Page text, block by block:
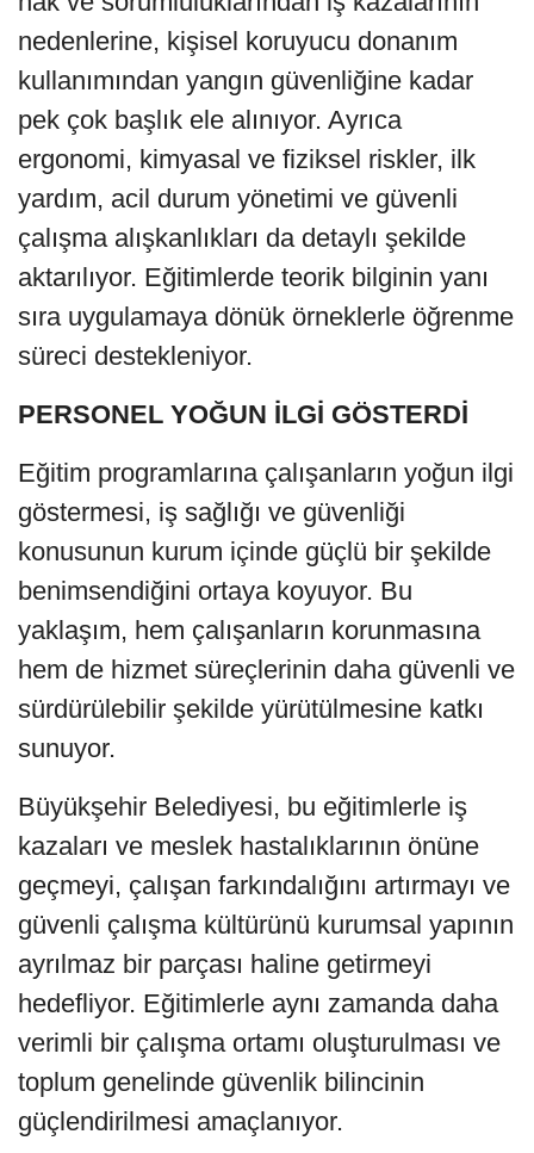
nedenlerine, kişisel koruyucu donanım
kullanımından yangın güvenliğine kadar
pek çok başlık ele alınıyor. Ayrıca
ergonomi, kimyasal ve fiziksel riskler, ilk
yardım, acil durum yönetimi ve güvenli
çalışma alışkanlıkları da detaylı şekilde
aktarılıyor. Eğitimlerde teorik bilginin yanı
sıra uygulamaya dönük örneklerle öğrenme
süreci destekleniyor.
PERSONEL YOĞUN İLGİ GÖSTERDİ
Eğitim programlarına çalışanların yoğun ilgi
göstermesi, iş sağlığı ve güvenliği
konusunun kurum içinde güçlü bir şekilde
benimsendiğini ortaya koyuyor. Bu
yaklaşım, hem çalışanların korunmasına
hem de hizmet süreçlerinin daha güvenli ve
sürdürülebilir şekilde yürütülmesine katkı
sunuyor.
Büyükşehir Belediyesi, bu eğitimlerle iş
kazaları ve meslek hastalıklarının önüne
geçmeyi, çalışan farkındalığını artırmayı ve
güvenli çalışma kültürünü kurumsal yapının
ayrılmaz bir parçası haline getirmeyi
hedefliyor. Eğitimlerle aynı zamanda daha
verimli bir çalışma ortamı oluşturulması ve
toplum genelinde güvenlik bilincinin
güçlendirilmesi amaçlanıyor.